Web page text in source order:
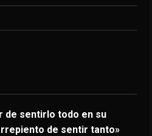
de sentirlo todo en su
de sentir tanto»